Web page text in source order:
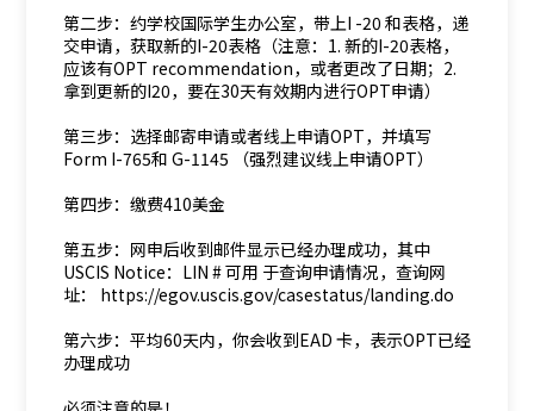
第二步：约学校国际学生办公室，带上I -20 和表格，递
交申请，获取新的I-20表格（注意：1. 新的I-20表格，
应该有OPT recommendation，或者更改了日期；2.
拿到更新的I20，要在30天有效期内进行OPT申请）
第三步：选择邮寄申请或者线上申请OPT，并填写
Form I-765和 G-1145 （强烈建议线上申请OPT）
第四步：缴费410美金
第五步：网申后收到邮件显示已经办理成功，其中
USCIS Notice：LIN # 可用 于查询申请情况，查询网
址： https://egov.uscis.gov/casestatus/landing.do
第六步：平均60天内，你会收到EAD 卡，表示OPT已经
办理成功